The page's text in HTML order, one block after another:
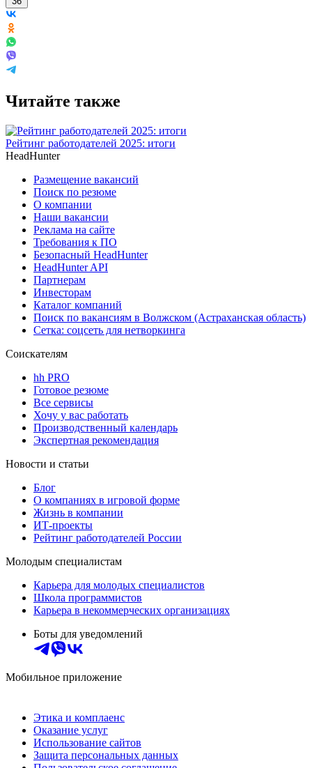
Читайте также
Рейтинг работодателей 2025: итоги
HeadHunter
Размещение вакансий
Поиск по резюме
О компании
Наши вакансии
Реклама на сайте
Требования к ПО
Безопасный HeadHunter
HeadHunter API
Партнерам
Инвесторам
Каталог компаний
Поиск по вакансиям в Волжском (Астраханская область)
Сетка: соцсеть для нетворкинга
Соискателям
hh PRO
Готовое резюме
Все сервисы
Хочу у вас работать
Производственный календарь
Экспертная рекомендация
Новости и статьи
Блог
О компаниях в игровой форме
Жизнь в компании
ИТ-проекты
Рейтинг работодателей России
Молодым специалистам
Карьера для молодых специалистов
Школа программистов
Карьера в некоммерческих организациях
Боты для уведомлений
Мобильное приложение
Этика и комплаенс
Оказание услуг
Использование сайтов
Защита персональных данных